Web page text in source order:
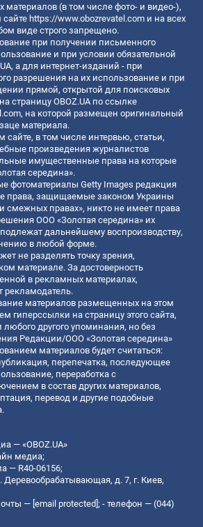
(в том числе фото- и видео-),
https://www.obozrevatel.com и на всех
виде строго запрещено.
при получении письменного
и при условии обязательной
а для интернет-изданий - при
разрешения на их использование и при
прямой, открытой для поисковых
страницу OBOZ.UA по ссылке
, на которой размещен оригинальный
материала.
сайте, в том числе интервью, статьи,
произведения журналистов
имущественные права на которые
середина».
фотоматериалы Getty Images редакция
права, защищаемые законом Украины
смежных правах», никто не имеет права
ООО «Золотая середина» их
дальнейшему воспроизводству,
в любой форме.
не разделять точку зрения,
материале. За достоверность
в рекламных материалах,
рекламодатель.
материалов размещенных на этом
гиперссылки на страницу этого сайта,
любого другого упоминания, но без
Редакции/ООО «Золотая середина»
материалов будет считаться:
перепечатка, последующее
переработка с
в состав других материалов,
перевод и другие подобные
— «OBOZ.UA»
медиа;
— R40-06156;
Деревообрабатывающая, д. 7, г. Киев,
— [email protected] ; - телефон — (044)